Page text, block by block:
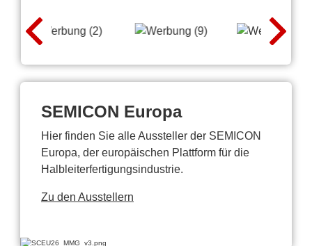
SEMICON Europa
Hier finden Sie alle Aussteller der SEMICON
Europa, der europäischen Plattform für die
Halbleiterfertigungsindustrie.
Zu den Ausstellern